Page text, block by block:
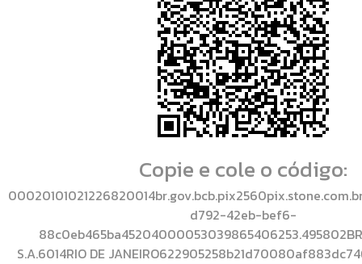
Copie e cole o código:
d792-42eb-bef6-
S.A.6014RIO DE